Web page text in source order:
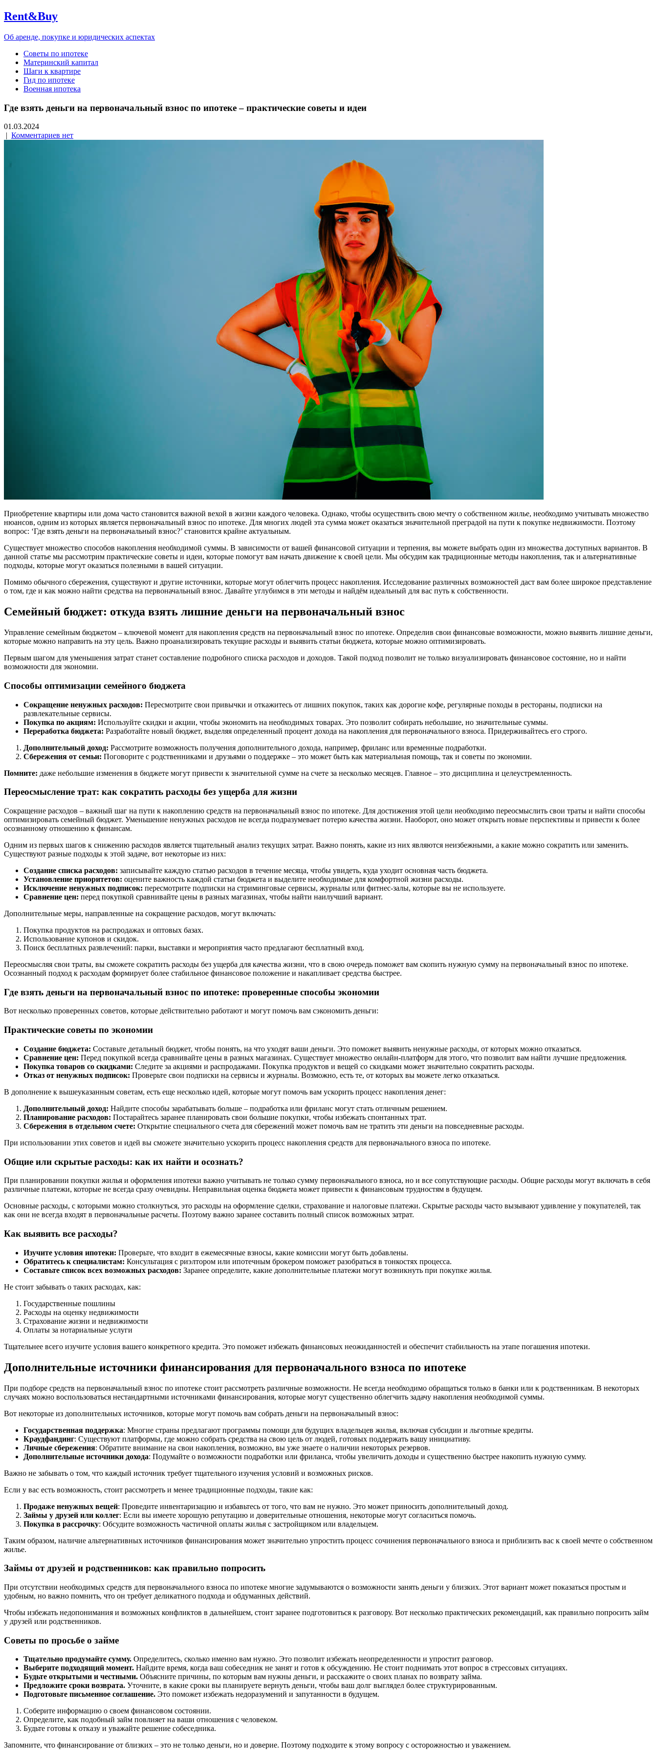
Rent&Buy
Об аренде, покупке и юридических аспектах
Советы по ипотеке
Материнский капитал
Шаги к квартире
Гид по ипотеке
Военная ипотека
Где взять деньги на первоначальный взнос по ипотеке – практические советы и идеи
01.03.2024
| Комментариев нет
Приобретение квартиры или дома часто становится важной вехой в жизни каждого человека. Однако, чтобы осуществить свою мечту о собственном жилье, необходимо учитывать множество
нюансов, одним из которых является первоначальный взнос по ипотеке. Для многих людей эта сумма может оказаться значительной преградой на пути к покупке недвижимости. Поэтому
вопрос: ‘Где взять деньги на первоначальный взнос?’ становится крайне актуальным.
Существует множество способов накопления необходимой суммы. В зависимости от вашей финансовой ситуации и терпения, вы можете выбрать один из множества доступных вариантов. В
данной статье мы рассмотрим практические советы и идеи, которые помогут вам начать движение к своей цели. Мы обсудим как традиционные методы накопления, так и альтернативные
подходы, которые могут оказаться полезными в вашей ситуации.
Помимо обычного сбережения, существуют и другие источники, которые могут облегчить процесс накопления. Исследование различных возможностей даст вам более широкое представление
о том, где и как можно найти средства на первоначальный взнос. Давайте углубимся в эти методы и найдём идеальный для вас путь к собственности.
Семейный бюджет: откуда взять лишние деньги на первоначальный взнос
Управление семейным бюджетом – ключевой момент для накопления средств на первоначальный взнос по ипотеке. Определив свои финансовые возможности, можно выявить лишние деньги,
которые можно направить на эту цель. Важно проанализировать текущие расходы и выявить статьи бюджета, которые можно оптимизировать.
Первым шагом для уменьшения затрат станет составление подробного списка расходов и доходов. Такой подход позволит не только визуализировать финансовое состояние, но и найти
возможности для экономии.
Способы оптимизации семейного бюджета
Сокращение ненужных расходов: Пересмотрите свои привычки и откажитесь от лишних покупок, таких как дорогие кофе, регулярные походы в рестораны, подписки на
развлекательные сервисы.
Покупка по акциям: Используйте скидки и акции, чтобы экономить на необходимых товарах. Это позволит собирать небольшие, но значительные суммы.
Переработка бюджета: Разработайте новый бюджет, выделяя определенный процент дохода на накопления для первоначального взноса. Придерживайтесь его строго.
Дополнительный доход: Рассмотрите возможность получения дополнительного дохода, например, фриланс или временные подработки.
Сбережения от семьи: Поговорите с родственниками и друзьями о поддержке – это может быть как материальная помощь, так и советы по экономии.
Помните: даже небольшие изменения в бюджете могут привести к значительной сумме на счете за несколько месяцев. Главное – это дисциплина и целеустремленность.
Переосмысление трат: как сократить расходы без ущерба для жизни
Сокращение расходов – важный шаг на пути к накоплению средств на первоначальный взнос по ипотеке. Для достижения этой цели необходимо переосмыслить свои траты и найти способы
оптимизировать семейный бюджет. Уменьшение ненужных расходов не всегда подразумевает потерю качества жизни. Наоборот, оно может открыть новые перспективы и привести к более
осознанному отношению к финансам.
Одним из первых шагов к снижению расходов является тщательный анализ текущих затрат. Важно понять, какие из них являются неизбежными, а какие можно сократить или заменить.
Существуют разные подходы к этой задаче, вот некоторые из них:
Создание списка расходов: записывайте каждую статью расходов в течение месяца, чтобы увидеть, куда уходит основная часть бюджета.
Установление приоритетов: оцените важность каждой статьи бюджета и выделите необходимые для комфортной жизни расходы.
Исключение ненужных подписок: пересмотрите подписки на стриминговые сервисы, журналы или фитнес-залы, которые вы не используете.
Сравнение цен: перед покупкой сравнивайте цены в разных магазинах, чтобы найти наилучший вариант.
Дополнительные меры, направленные на сокращение расходов, могут включать:
Покупка продуктов на распродажах и оптовых базах.
Использование купонов и скидок.
Поиск бесплатных развлечений: парки, выставки и мероприятия часто предлагают бесплатный вход.
Переосмысляя свои траты, вы сможете сократить расходы без ущерба для качества жизни, что в свою очередь поможет вам скопить нужную сумму на первоначальный взнос по ипотеке.
Осознанный подход к расходам формирует более стабильное финансовое положение и накапливает средства быстрее.
Где взять деньги на первоначальный взнос по ипотеке: проверенные способы экономии
Вот несколько проверенных советов, которые действительно работают и могут помочь вам сэкономить деньги:
Практические советы по экономии
Создание бюджета: Составьте детальный бюджет, чтобы понять, на что уходят ваши деньги. Это поможет выявить ненужные расходы, от которых можно отказаться.
Сравнение цен: Перед покупкой всегда сравнивайте цены в разных магазинах. Существует множество онлайн-платформ для этого, что позволит вам найти лучшие предложения.
Покупка товаров со скидками: Следите за акциями и распродажами. Покупка продуктов и вещей со скидками может значительно сократить расходы.
Отказ от ненужных подписок: Проверьте свои подписки на сервисы и журналы. Возможно, есть те, от которых вы можете легко отказаться.
В дополнение к вышеуказанным советам, есть еще несколько идей, которые могут помочь вам ускорить процесс накопления денег:
Дополнительный доход: Найдите способы зарабатывать больше – подработка или фриланс могут стать отличным решением.
Планирование расходов: Постарайтесь заранее планировать свои большие покупки, чтобы избежать спонтанных трат.
Сбережения в отдельном счете: Открытие специального счета для сбережений может помочь вам не тратить эти деньги на повседневные расходы.
При использовании этих советов и идей вы сможете значительно ускорить процесс накопления средств для первоначального взноса по ипотеке.
Общие или скрытые расходы: как их найти и осознать?
При планировании покупки жилья и оформления ипотеки важно учитывать не только сумму первоначального взноса, но и все сопутствующие расходы. Общие расходы могут включать в себя
различные платежи, которые не всегда сразу очевидны. Неправильная оценка бюджета может привести к финансовым трудностям в будущем.
Основные расходы, с которыми можно столкнуться, это расходы на оформление сделки, страхование и налоговые платежи. Скрытые расходы часто вызывают удивление у покупателей, так
как они не всегда входят в первоначальные расчеты. Поэтому важно заранее составить полный список возможных затрат.
Как выявить все расходы?
Изучите условия ипотеки: Проверьте, что входит в ежемесячные взносы, какие комиссии могут быть добавлены.
Обратитесь к специалистам: Консультация с риэлтором или ипотечным брокером поможет разобраться в тонкостях процесса.
Составьте список всех возможных расходов: Заранее определите, какие дополнительные платежи могут возникнуть при покупке жилья.
Не стоит забывать о таких расходах, как:
Государственные пошлины
Расходы на оценку недвижимости
Страхование жизни и недвижимости
Оплаты за нотариальные услуги
Тщательнее всего изучите условия вашего конкретного кредита. Это поможет избежать финансовых неожиданностей и обеспечит стабильность на этапе погашения ипотеки.
Дополнительные источники финансирования для первоначального взноса по ипотеке
При подборе средств на первоначальный взнос по ипотеке стоит рассмотреть различные возможности. Не всегда необходимо обращаться только в банки или к родственникам. В некоторых
случаях можно воспользоваться нестандартными источниками финансирования, которые могут существенно облегчить задачу накопления необходимой суммы.
Вот некоторые из дополнительных источников, которые могут помочь вам собрать деньги на первоначальный взнос:
Государственная поддержка: Многие страны предлагают программы помощи для будущих владельцев жилья, включая субсидии и льготные кредиты.
Краудфандинг: Существуют платформы, где можно собрать средства на свою цель от людей, готовых поддержать вашу инициативу.
Личные сбережения: Обратите внимание на свои накопления, возможно, вы уже знаете о наличии некоторых резервов.
Дополнительные источники дохода: Подумайте о возможности подработки или фриланса, чтобы увеличить доходы и существенно быстрее накопить нужную сумму.
Важно не забывать о том, что каждый источник требует тщательного изучения условий и возможных рисков.
Если у вас есть возможность, стоит рассмотреть и менее традиционные подходы, такие как:
Продаже ненужных вещей: Проведите инвентаризацию и избавьтесь от того, что вам не нужно. Это может приносить дополнительный доход.
Займы у друзей или коллег: Если вы имеете хорошую репутацию и доверительные отношения, некоторые могут согласиться помочь.
Покупка в рассрочку: Обсудите возможность частичной оплаты жилья с застройщиком или владельцем.
Таким образом, наличие альтернативных источников финансирования может значительно упростить процесс сочинения первоначального взноса и приблизить вас к своей мечте о собственном
жилье.
Займы от друзей и родственников: как правильно попросить
При отсутствии необходимых средств для первоначального взноса по ипотеке многие задумываются о возможности занять деньги у близких. Этот вариант может показаться простым и
удобным, но важно помнить, что он требует деликатного подхода и обдуманных действий.
Чтобы избежать недопонимания и возможных конфликтов в дальнейшем, стоит заранее подготовиться к разговору. Вот несколько практических рекомендаций, как правильно попросить займ
у друзей или родственников.
Советы по просьбе о займе
Тщательно продумайте сумму. Определитесь, сколько именно вам нужно. Это позволит избежать неопределенности и упростит разговор.
Выберите подходящий момент. Найдите время, когда ваш собеседник не занят и готов к обсуждению. Не стоит поднимать этот вопрос в стрессовых ситуациях.
Будьте открытыми и честными. Объясните причины, по которым вам нужны деньги, и расскажите о своих планах по возврату займа.
Предложите сроки возврата. Уточните, в какие сроки вы планируете вернуть деньги, чтобы ваш долг выглядел более структурированным.
Подготовьте письменное соглашение. Это поможет избежать недоразумений и запутанности в будущем.
Соберите информацию о своем финансовом состоянии.
Определите, как подобный займ повлияет на ваши отношения с человеком.
Будьте готовы к отказу и уважайте решение собеседника.
Запомните, что финансирование от близких – это не только деньги, но и доверие. Поэтому подходите к этому вопросу с осторожностью и уважением.